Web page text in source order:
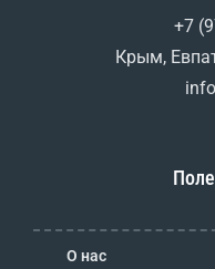
+7
Крым,
О нас